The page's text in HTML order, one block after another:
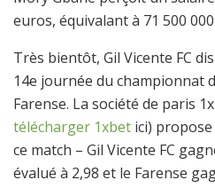
euros, équivalant à 71 500 000
Très bientôt, Gil Vicente FC
14e journée du championnat
Farense. La société de paris
télécharger 1xbet ici)
ce match – Gil Vicente FC
évalué à 2,98 et le Farense